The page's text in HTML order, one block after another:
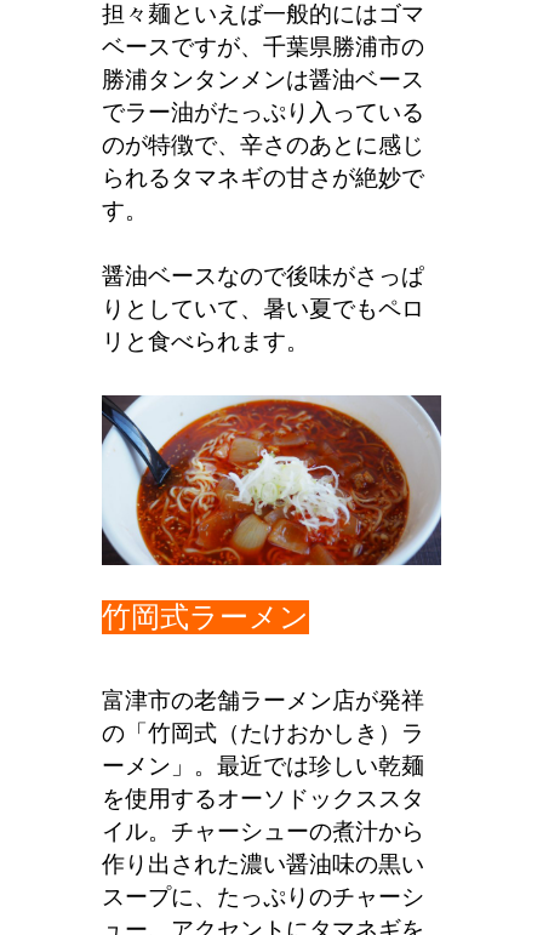
担々麺といえば一般的にはゴマ
ベースですが、千葉県勝浦市の
勝浦タンタンメンは醤油ベース
でラー油がたっぷり入っている
のが特徴で、辛さのあとに感じ
られるタマネギの甘さが絶妙で
す。
醤油ベースなので後味がさっぱ
りとしていて、暑い夏でもペロ
リと食べられます。
竹岡式ラーメン
富津市の老舗ラーメン店が発祥
の「竹岡式（たけおかしき）ラ
ーメン」。最近では珍しい乾麺
を使用するオーソドックススタ
イル。チャーシューの煮汁から
作り出された濃い醤油味の黒い
スープに、たっぷりのチャーシ